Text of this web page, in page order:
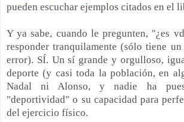
pueden escuchar ejemplos citados en el
Y ya sabe, cuando le pregunten, "¿es
responder tranquilamente (sólo tiene
error). SÍ. Un sí grande y orgulloso,
deporte (y casi toda la población, en
Nadal ni Alonso, y nadie ha
"deportividad" o su capacidad para
del ejercicio físico.